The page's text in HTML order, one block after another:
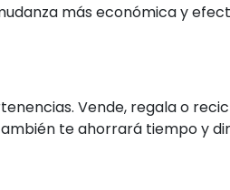
más económica y
Vende, regala o
te ahorrará tiempo y